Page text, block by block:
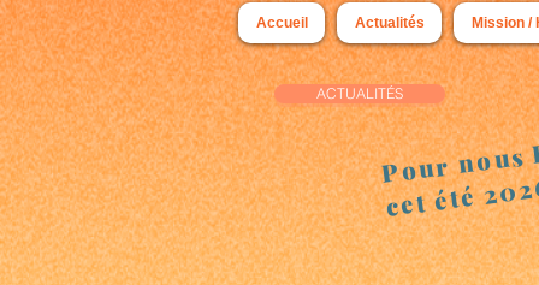
Accueil Actualités Mission /
ACTUALITÉS
Pour nous
cet été